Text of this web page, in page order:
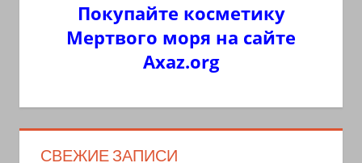
Покупайте косметику
Мертвого моря на сайте
Axaz.org
СВЕЖИЕ ЗАПИСИ